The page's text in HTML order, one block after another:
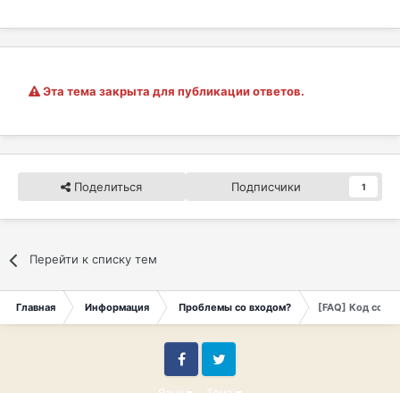
Эта тема закрыта для публикации ответов.
Поделиться Подписчики 1
Перейти к списку тем
Главная Информация Проблемы со входом? [FAQ] Код
FacebookTwitter